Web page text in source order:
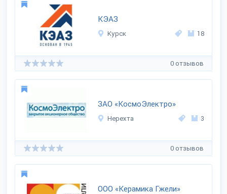
КЭАЗ
Курск 18
0 отзывов
ЗАО «КосмоЭлектро»
Нерехта 3
0 отзывов
ООО «Керамика Гжели»